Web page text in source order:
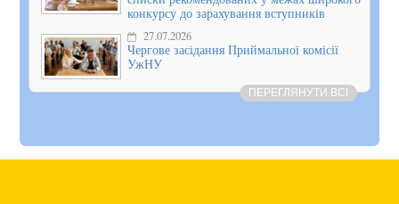
конкурсу до зарахування вступників
27.07.2026
Чергове засідання Приймальної комісії
УжНУ
ПЕРЕГЛЯНУТИ ВСІ